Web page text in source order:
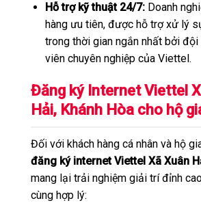
Hỗ trợ kỹ thuật 24/7:Doanh
hàng ưu tiên, được hỗ trợ xử lý
trong thời gian ngắn nhất bởi
viên chuyên nghiệp của Viettel.
Đăng ký Internet Viettel
Hải, Khánh Hòa cho hộ
Đối với khách hàng cá nhân và hộ
đăng ký internet Viettel Xã Xuân
mang lại trải nghiệm giải trí đỉnh
cùng hợp lý: